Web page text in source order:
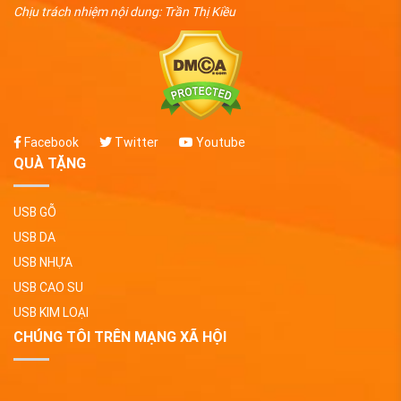
Chịu trách nhiệm nội dung: Trần Thị Kiều
Facebook Twitter Youtube
QUÀ TẶNG
USB GỖ
USB DA
USB NHỰA
USB CAO SU
USB KIM LOẠI
CHÚNG TÔI TRÊN MẠNG XÃ HỘI